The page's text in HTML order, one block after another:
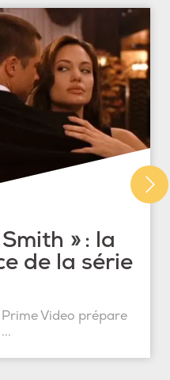
» : la
de la série
Video prépare